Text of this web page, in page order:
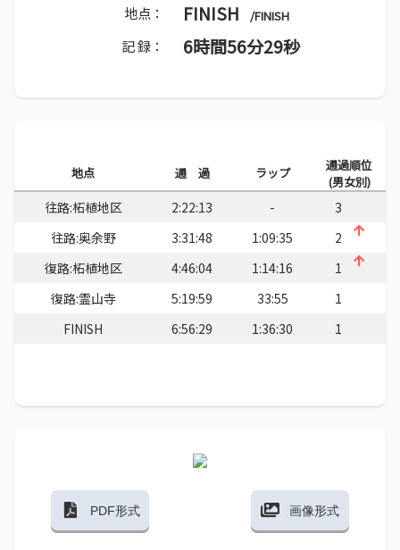
地点： FINISH /FINISH
記 録： 6時間56分29秒
地点 通 過 ラップ
通過順位
(男女別)
往路:柘植地区 2:22:13 -
3
往路:奥余野
3:31:48 1:09:35
2
復路:柘植地区
4:46:04 1:14:16
1
復路:霊山寺
5:19:59 33:55
1
FINISH
6:56:29 1:36:30 1
PDF形式 画像形式